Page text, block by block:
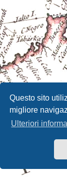
Questo sito
migliore
Ulteriori